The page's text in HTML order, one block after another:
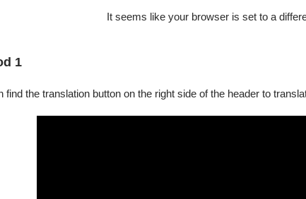
It seems like your browser is set to a
1
find the translation button on the right side of the header to